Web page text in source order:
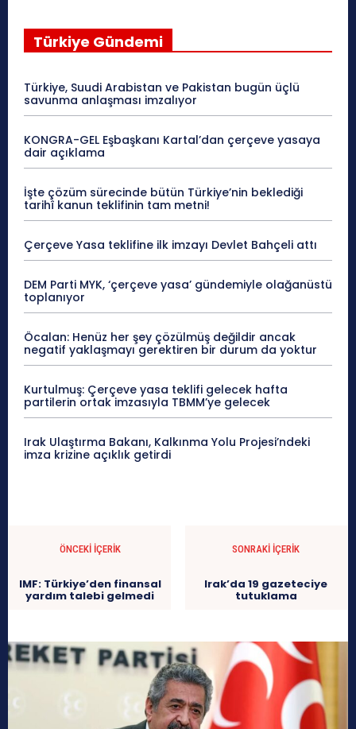
Türkiye Gündemi
Türkiye, Suudi Arabistan ve Pakistan bugün üçlü
savunma anlaşması imzalıyor
KONGRA-GEL Eşbaşkanı Kartal’dan çerçeve yasaya
dair açıklama
İşte çözüm sürecinde bütün Türkiye’nin beklediği
tarihî kanun teklifinin tam metni!
Çerçeve Yasa teklifine ilk imzayı Devlet Bahçeli attı
DEM Parti MYK, ‘çerçeve yasa’ gündemiyle olağanüstü
toplanıyor
Öcalan: Henüz her şey çözülmüş değildir ancak
negatif yaklaşmayı gerektiren bir durum da yoktur
Kurtulmuş: Çerçeve yasa teklifi gelecek hafta
partilerin ortak imzasıyla TBMM’ye gelecek
Irak Ulaştırma Bakanı, Kalkınma Yolu Projesi’ndeki
imza krizine açıklık getirdi
ÖNCEKI İÇERIK
IMF: Türkiye’den finansal
yardım talebi gelmedi
SONRAKI İÇERIK
Irak’da 19 gazeteciye
tutuklama